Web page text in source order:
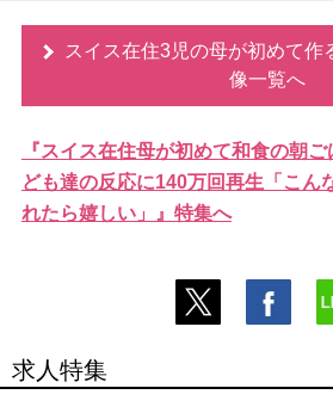
スイス在住3児の母が初めて作
像一覧へ
『スイス在住母が初めて和食の朝
ども達の反応に140万回再生「こん
れたら嬉しい」』特集へ
求人特集